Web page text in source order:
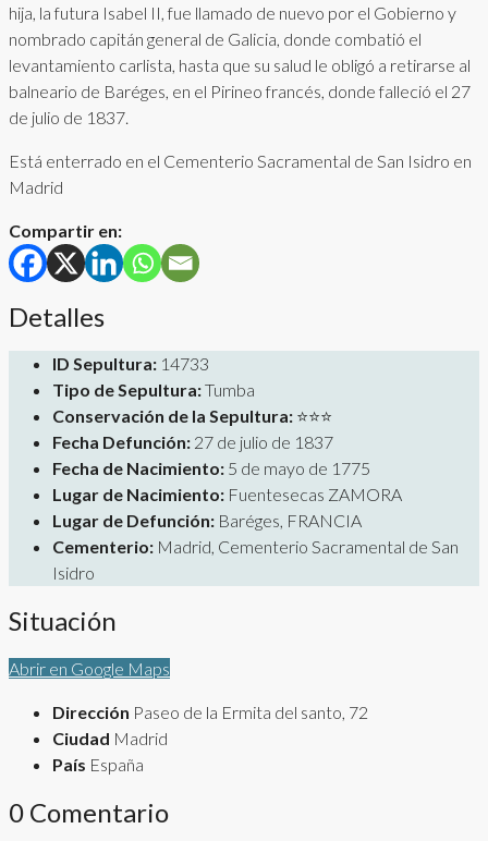
hija, la futura Isabel II, fue llamado de nuevo por el Gobierno y
nombrado capitán general de Galicia, donde combatió el
levantamiento carlista, hasta que su salud le obligó a retirarse al
balneario de Baréges, en el Pirineo francés, donde falleció el 27
de julio de 1837.
Está enterrado en el Cementerio Sacramental de San Isidro en
Madrid
Compartir en:
Detalles
ID Sepultura: 14733
Tipo de Sepultura:Tumba
Conservación de la Sepultura: ⭐⭐⭐
Fecha Defunción: 27 de julio de 1837
Fecha de Nacimiento: 5 de mayo de 1775
Lugar de Nacimiento: Fuentesecas ZAMORA
Lugar de Defunción: Baréges, FRANCIA
Cementerio: Madrid, Cementerio Sacramental de San
Isidro
Situación
Abrir en Google Maps
Dirección Paseo de la Ermita del santo, 72
Ciudad Madrid
País España
0 Comentario